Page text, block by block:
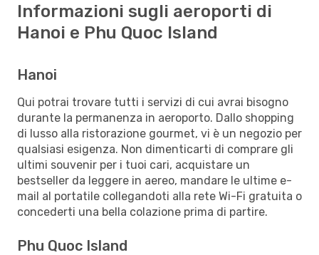
Informazioni sugli aeroporti di
Hanoi e Phu Quoc Island
Hanoi
Qui potrai trovare tutti i servizi di cui avrai bisogno
durante la permanenza in aeroporto. Dallo shopping
di lusso alla ristorazione gourmet, vi è un negozio per
qualsiasi esigenza. Non dimenticarti di comprare gli
ultimi souvenir per i tuoi cari, acquistare un
bestseller da leggere in aereo, mandare le ultime e-
mail al portatile collegandoti alla rete Wi-Fi gratuita o
concederti una bella colazione prima di partire.
Phu Quoc Island